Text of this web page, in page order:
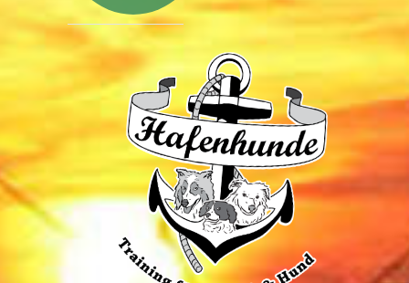
Hafenhunde